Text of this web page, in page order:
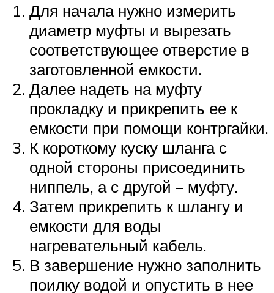
Для начала нужно измерить
диаметр муфты и вырезать
соответствующее отверстие в
заготовленной емкости.
Далее надеть на муфту
прокладку и прикрепить ее к
емкости при помощи контргайки.
К короткому куску шланга с
одной стороны присоединить
ниппель, а с другой – муфту.
Затем прикрепить к шлангу и
емкости для воды
нагревательный кабель.
В завершение нужно заполнить
поилку водой и опустить в нее